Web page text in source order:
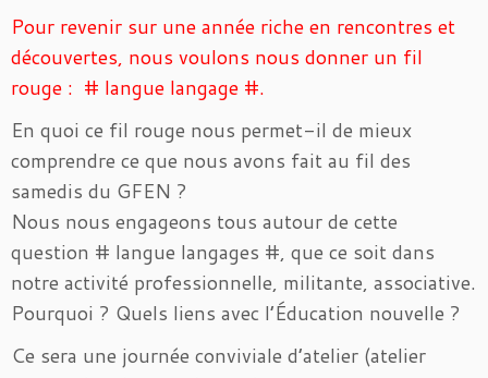
Pour revenir sur une année riche en rencontres et
découvertes, nous voulons nous donner un fil
rouge : # langue langage #.
En quoi ce fil rouge nous permet-il de mieux
comprendre ce que nous avons fait au fil des
samedis du GFEN ?
Nous nous engageons tous autour de cette
question # langue langages #, que ce soit dans
notre activité professionnelle, militante, associative.
Pourquoi ? Quels liens avec l’Éducation nouvelle ?
Ce sera une journée conviviale d’atelier (atelier